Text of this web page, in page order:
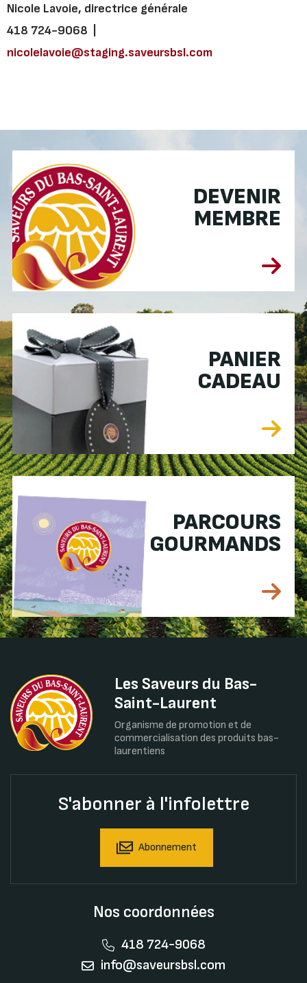
Nicole Lavoie, directrice générale
418 724-9068 |
nicolelavoie@staging.saveursbsl.com
DEVENIR
MEMBRE
PANIER
CADEAU
PARCOURS
GOURMANDS
Les Saveurs du Bas-
Saint-Laurent
Organisme de promotion et de
commercialisation des produits bas-
laurentiens
S'abonner à l'infolettre
Abonnement
Nos coordonnées
418 724-9068
info@saveursbsl.com